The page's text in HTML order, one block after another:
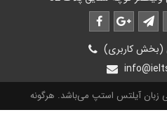
(بخش کاربری)
زبان آیلتس استپ می‌باشد. هرگونه